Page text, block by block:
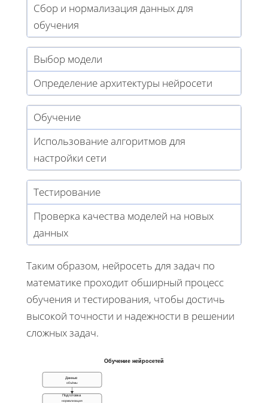
Сбор и нормализация данных для
обучения
Выбор модели
Определение архитектуры нейросети
Обучение
Использование алгоритмов для
настройки сети
Тестирование
Проверка качества моделей на новых
данных
Таким образом, нейросеть для задач по
математике проходит обширный процесс
обучения и тестирования, чтобы достичь
высокой точности и надежности в решении
сложных задач.
Обучение нейросетей
Данные
объёмы
Подготовка
нормализация